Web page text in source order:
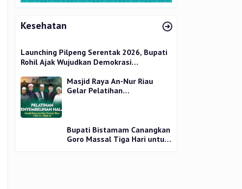
Kesehatan
Launching Pilpeng Serentak 2026, Bupati
Rohil Ajak Wujudkan Demokrasi
Masjid Raya An-Nur Riau
Gelar Pelatihan
Bupati Bistamam Canangkan
Goro Massal Tiga Hari untuk